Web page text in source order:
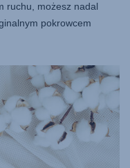
ruchu, możesz nadal
pokrowcem